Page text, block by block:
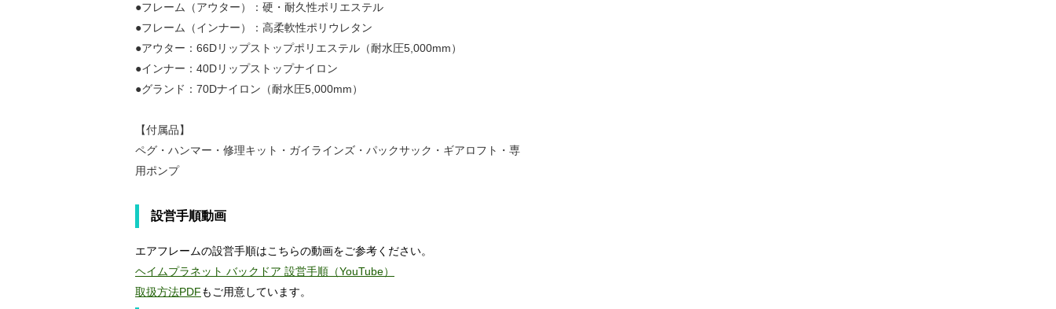
●フレーム（アウター）：硬・耐久性ポリエステル
●フレーム（インナー）：高柔軟性ポリウレタン
●アウター：66Dリップストップポリエステル（耐水圧5,000mm）
●インナー：40Dリップストップナイロン
●グランド：70Dナイロン（耐水圧5,000mm）
【付属品】
ペグ・ハンマー・修理キット・ガイラインズ・パックサック・ギアロフト・専
用ポンプ
設営手順動画
エアフレームの設営手順はこちらの動画をご参考ください。
ヘイムプラネット バックドア 設営手順（YouTube）
取扱方法PDFもご用意しています。